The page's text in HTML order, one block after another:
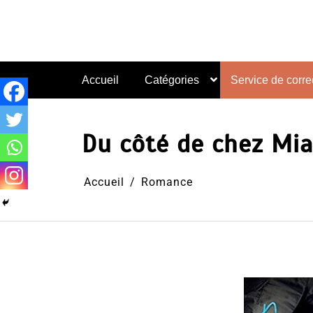
Accueil Catégories Service de
Du côté de chez
Accueil Romance